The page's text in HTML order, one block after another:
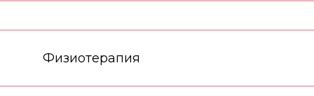
Физиотерапия